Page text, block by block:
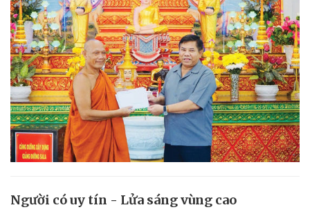
Người có uy tín - Lửa sáng vùng cao